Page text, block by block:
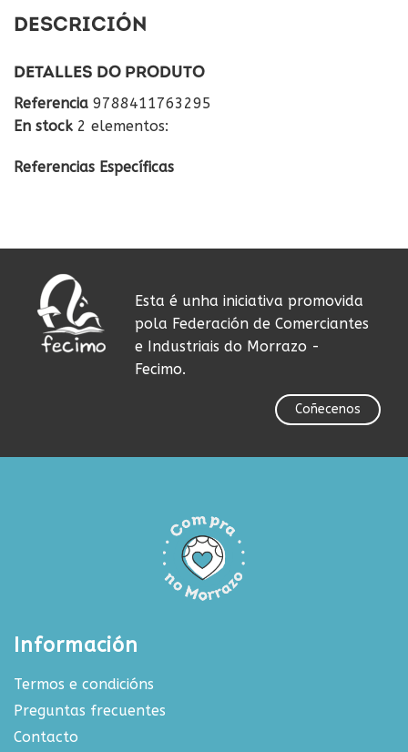
DESCRICIÓN
DETALLES DO PRODUTO
Referencia 9788411763295
En stock 2 elementos:
Referencias Específicas
Esta é unha iniciativa promovida
pola Federación de Comerciantes
e Industriais do Morrazo -
Fecimo.
Coñecenos
Información
Termos e condicións
Preguntas frecuentes
Contacto